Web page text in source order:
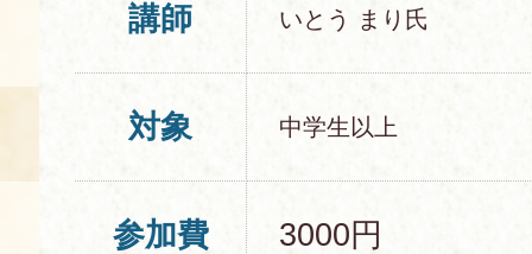
講師 いとう まり氏
対象 中学生以上
参加費 3000円